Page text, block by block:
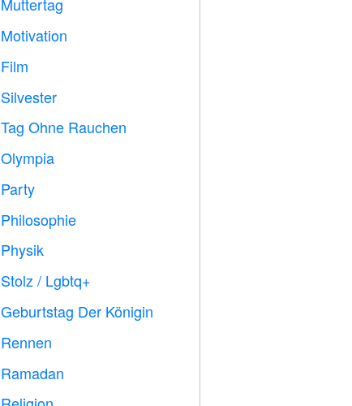
Motivation
Film
Silvester
Tag Ohne Rauchen
Olympia
Party
Philosophie
Physik
Stolz / Lgbtq+
Geburtstag Der Königin
Rennen
Ramadan